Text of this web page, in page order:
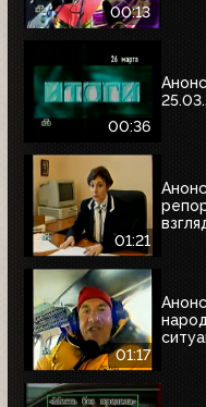
00:13
00:36
01:21
01:17